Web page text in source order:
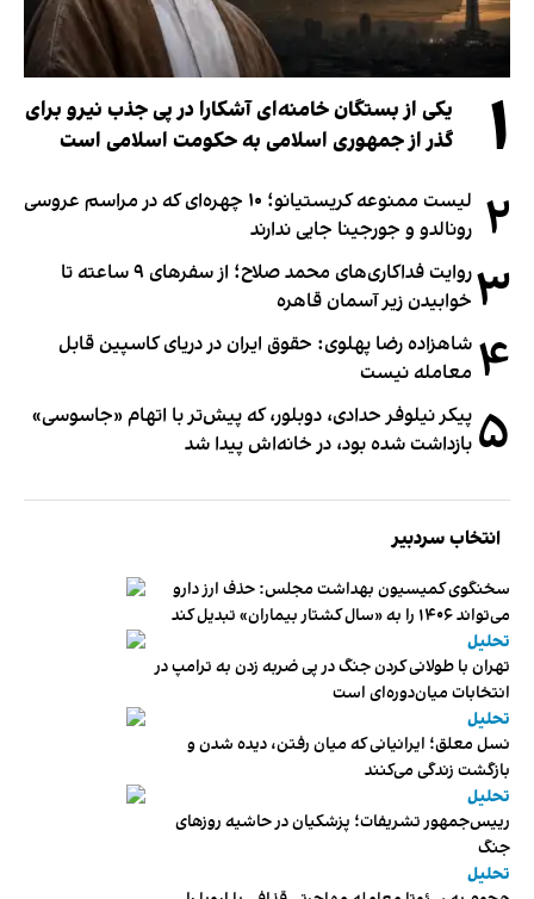
۱
یکی از بستگان خامنه‌ای آشکارا در پی جذب نیرو برای
گذر از جمهوری اسلامی به حکومت اسلامی است
۲
لیست ممنوعه کریستیانو؛ ۱۰ چهره‌ای که در مراسم عروسی
رونالدو و جورجینا جایی ندارند
۳
روایت فداکاری‌های محمد صلاح؛ از سفرهای ۹ ساعته تا
خوابیدن زیر آسمان قاهره
۴ شاهزاده رضا پهلوی: حقوق ایران در دریای کاسپین قابل
معامله نیست
۵ پیکر نیلوفر حدادی، دوبلور، که پیش‌تر با اتهام «جاسوسی»
بازداشت شده بود، در خانه‌اش پیدا شد
انتخاب سردبیر
سخنگوی کمیسیون بهداشت مجلس: حذف ارز دارو
می‌تواند ۱۴۰۶ را به «سال کشتار بیماران» تبدیل کند
تحلیل
تهران با طولانی کردن جنگ در پی ضربه زدن به ترامپ در
انتخابات میان‌دوره‌ای است
تحلیل
نسل معلق؛ ایرانیانی که میان رفتن، دیده شدن و
بازگشت زندگی می‌کنند
تحلیل
رییس‌جمهور تشریفات؛ پزشکیان در حاشیه روزهای
جنگ
تحلیل